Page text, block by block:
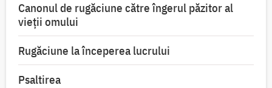
Canonul de rugăciune către îngerul păzitor al
vieții omului
Rugăciune la începerea lucrului
Psaltirea